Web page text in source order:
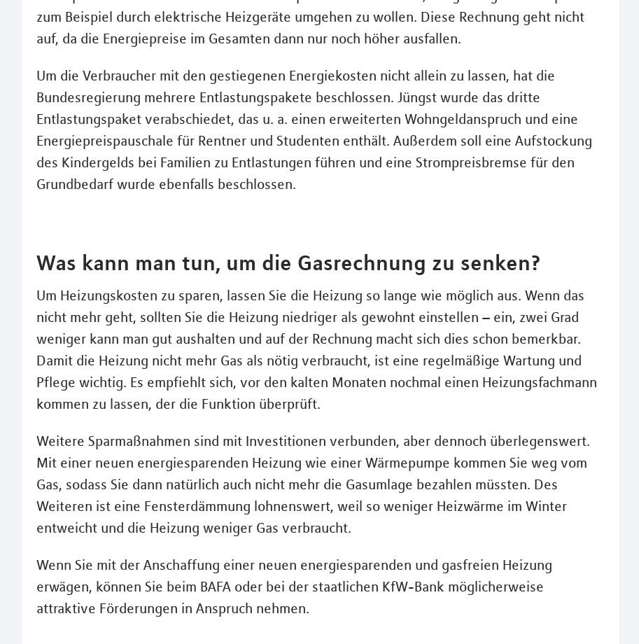
zum Beispiel durch elektrische Heizgeräte umgehen zu wollen. Diese Rechnung geht nicht
auf, da die Energiepreise im Gesamten dann nur noch höher ausfallen.
Um die Verbraucher mit den gestiegenen Energiekosten nicht allein zu lassen, hat die
Bundesregierung mehrere Entlastungspakete beschlossen. Jüngst wurde das dritte
Entlastungspaket verabschiedet, das u. a. einen erweiterten Wohngeldanspruch und eine
Energiepreispauschale für Rentner und Studenten enthält. Außerdem soll eine Aufstockung
des Kindergelds bei Familien zu Entlastungen führen und eine Strompreisbremse für den
Grundbedarf wurde ebenfalls beschlossen.
Was kann man tun, um die Gasrechnung zu senken?
Um Heizungskosten zu sparen, lassen Sie die Heizung so lange wie möglich aus. Wenn das
nicht mehr geht, sollten Sie die Heizung niedriger als gewohnt einstellen – ein, zwei Grad
weniger kann man gut aushalten und auf der Rechnung macht sich dies schon bemerkbar.
Damit die Heizung nicht mehr Gas als nötig verbraucht, ist eine regelmäßige Wartung und
Pflege wichtig. Es empfiehlt sich, vor den kalten Monaten nochmal einen Heizungsfachmann
kommen zu lassen, der die Funktion überprüft.
Weitere Sparmaßnahmen sind mit Investitionen verbunden, aber dennoch überlegenswert.
Mit einer neuen energiesparenden Heizung wie einer Wärmepumpe kommen Sie weg vom
Gas, sodass Sie dann natürlich auch nicht mehr die Gasumlage bezahlen müssten. Des
Weiteren ist eine Fensterdämmung lohnenswert, weil so weniger Heizwärme im Winter
entweicht und die Heizung weniger Gas verbraucht.
Wenn Sie mit der Anschaffung einer neuen energiesparenden und gasfreien Heizung
erwägen, können Sie beim BAFA oder bei der staatlichen KfW-Bank möglicherweise
attraktive Förderungen in Anspruch nehmen.